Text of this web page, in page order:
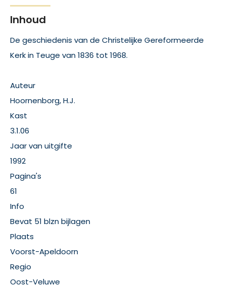
Inhoud
De geschiedenis van de Christelijke Gereformeerde
Kerk in Teuge van 1836 tot 1968.
Auteur
Hoornenborg, H.J.
Kast
3.1.06
Jaar van uitgifte
1992
Pagina's
61
Info
Bevat 51 blzn bijlagen
Plaats
Voorst-Apeldoorn
Regio
Oost-Veluwe